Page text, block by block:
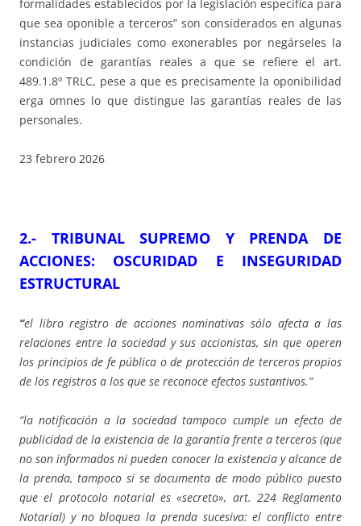
formalidades establecidos por la legislación específica para
que sea oponible a terceros” son considerados en algunas
instancias judiciales como exonerables por negárseles la
condición de garantías reales a que se refiere el art.
489.1.8º TRLC, pese a que es precisamente la oponibilidad
erga omnes lo que distingue las garantías reales de las
personales.
23 febrero 2026
2.- TRIBUNAL SUPREMO Y PRENDA DE
ACCIONES: OSCURIDAD E INSEGURIDAD
ESTRUCTURAL
“el libro registro de acciones nominativas sólo afecta a las
relaciones entre la sociedad y sus accionistas, sin que operen
los principios de fe pública o de protección de terceros propios
de los registros a los que se reconoce efectos sustantivos.”
“la notificación a la sociedad tampoco cumple un efecto de
publicidad de la existencia de la garantía frente a terceros (que
no son informados ni pueden conocer la existencia y alcance de
la prenda, tampoco si se documenta de modo público puesto
que el protocolo notarial es «secreto», art. 224 Reglamento
Notarial) y no bloquea la prenda sucesiva: el conflicto entre